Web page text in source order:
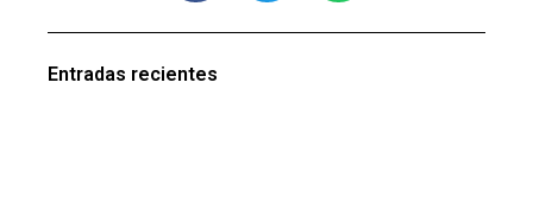
Entradas recientes